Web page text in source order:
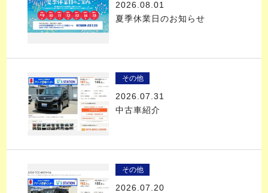
2026.08.01
夏季休業日のお知らせ
その他
2026.07.31
中古車紹介
その他
2026.07.20